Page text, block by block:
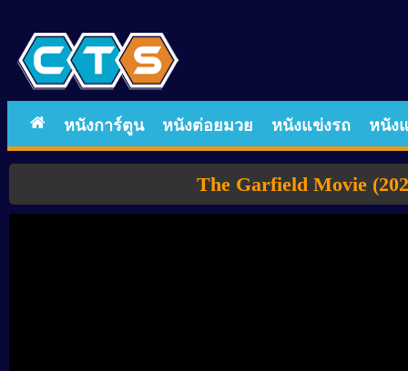
หนังการ์ตูน หนังต่อยมวย หนังแข่งรถ หนัง
The Garfield Movie